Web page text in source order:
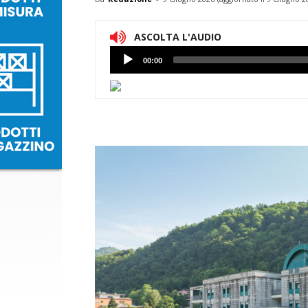
ASCOLTA L'AUDIO
Lettore
Audio
00:00